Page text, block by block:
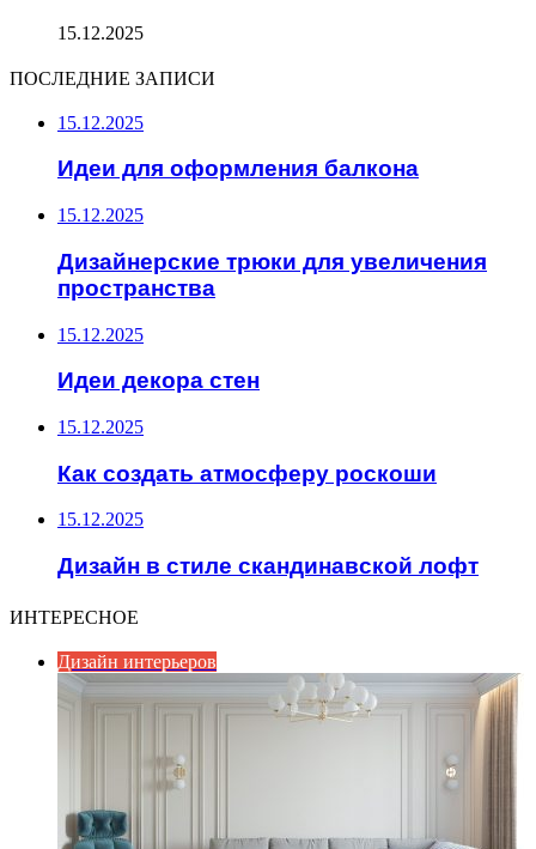
15.12.2025
ПОСЛЕДНИЕ ЗАПИСИ
15.12.2025
Идеи для оформления балкона
15.12.2025
Дизайнерские трюки для увеличения
пространства
15.12.2025
Идеи декора стен
15.12.2025
Как создать атмосферу роскоши
15.12.2025
Дизайн в стиле скандинавской лофт
ИНТЕРЕСНОЕ
Дизайн интерьеров